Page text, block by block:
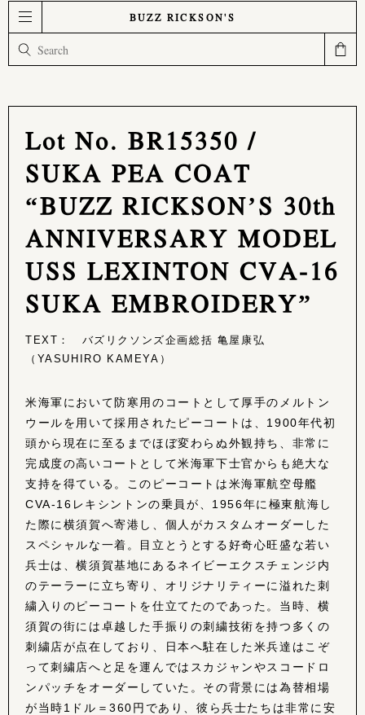
BUZZ RICKSON'S
Lot No. BR15350 /
SUKA PEA COAT
“BUZZ RICKSON’S 30th
ANNIVERSARY MODEL
USS LEXINTON CVA-16
SUKA EMBROIDERY”
TEXT： バズリクソンズ企画総括 亀屋康弘
（YASUHIRO KAMEYA）
米海軍において防寒用のコートとして厚手のメルトン
ウールを用いて採用されたピーコートは、1900年代初
頭から現在に至るまでほぼ変わらぬ外観持ち、非常に
完成度の高いコートとして米海軍下士官からも絶大な
支持を得ている。このピーコートは米海軍航空母艦
CVA-16レキシントンの乗員が、1956年に極東航海し
た際に横須賀へ寄港し、個人がカスタムオーダーした
スペシャルな一着。目立とうとする好奇心旺盛な若い
兵士は、横須賀基地にあるネイビーエクスチェンジ内
のテーラーに立ち寄り、オリジナリティーに溢れた刺
繍入りのピーコートを仕立てたのであった。当時、横
須賀の街には卓越した手振りの刺繍技術を持つ多くの
刺繍店が点在しており、日本へ駐在した米兵達はこぞ
って刺繍店へと足を運んではスカジャンやスコードロ
ンパッチをオーダーしていた。その背景には為替相場
が当時1ドル＝360円であり、彼ら兵士たちは非常に安